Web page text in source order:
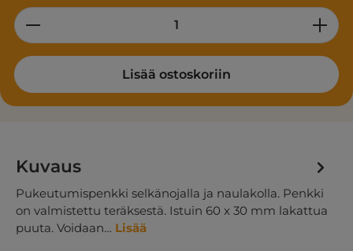
Product Quantity: Enter the desired
Lisää ostoskoriin
Kuvaus
Pukeutumispenkki selkänojalla ja naulakolla. Penkki
on valmistettu teräksestä. Istuin 60 x 30 mm lakattua
puuta. Voidaan… Lisää